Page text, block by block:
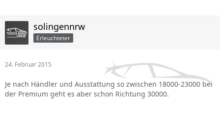
solingennrw
Erleuchteter
24. Februar 2015
Je nach Händler und Ausstattung so zwischen 18000-23000 bei
der Premium geht es aber schon Richtung 30000.